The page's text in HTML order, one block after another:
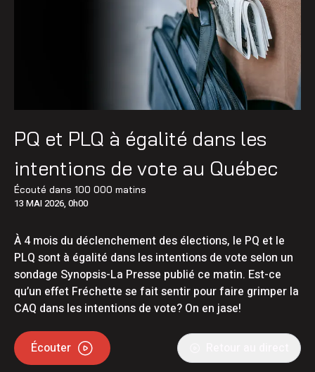
PQ et PLQ à égalité dans les
intentions de vote au Québec
Écouté dans 100 000 matins
13 MAI 2026, 0h00
À 4 mois du déclenchement des élections, le PQ et le
PLQ sont à égalité dans les intentions de vote selon un
sondage Synopsis-La Presse publié ce matin. Est-ce
qu’un effet Fréchette se fait sentir pour faire grimper la
CAQ dans les intentions de vote? On en jase!
Écouter